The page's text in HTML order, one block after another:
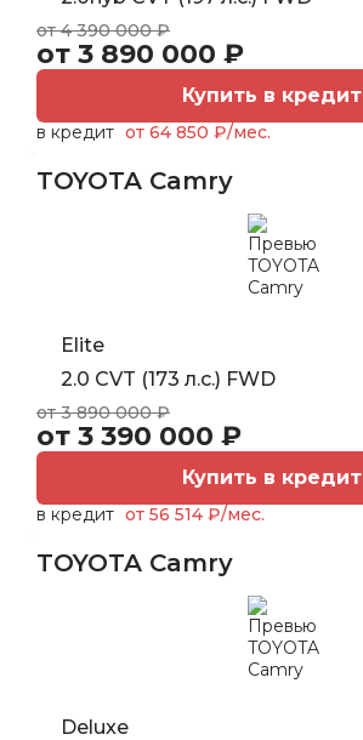
от 4 390 000 ₽
от 3 890 000 ₽
Купить в кредит
в кредит от 64 850 ₽/мес.
TOYOTA Camry
Elite
2.0 CVT (173 л.с.) FWD
от 3 890 000 ₽
от 3 390 000 ₽
Купить в кредит
в кредит от 56 514 ₽/мес.
TOYOTA Camry
Deluxe